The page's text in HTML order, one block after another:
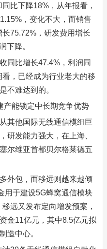
比下降18%，从年报看，
，变化不大，而销售
75.72%，研发费用增长
下降。
同比增长47.4%，利润同
，已经成为行业老大的移
不难达到的。
产能锁定中长期竞争优势
其他国际无线通信模组巨
研发能力强大，在上海、
尔维亚首都贝尔格莱德五
外包，而移远则越来越倾
用于建设5G蜂窝通信模块
远又发布定向增发预案，
金11亿元，其中8.5亿元拟
造中心。